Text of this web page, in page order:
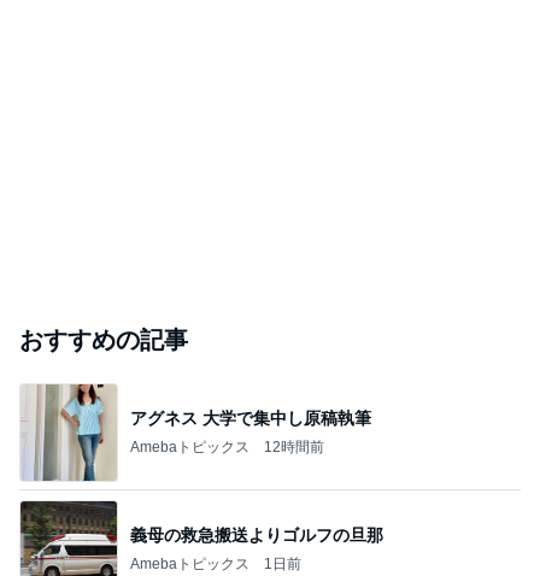
おすすめの記事
アグネス 大学で集中し原稿執筆
Amebaトピックス 12時間前
義母の救急搬送よりゴルフの旦那
Amebaトピックス 1日前